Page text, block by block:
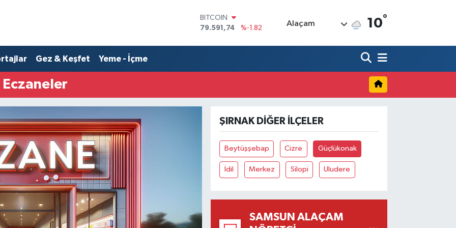
BITCOIN
79.591,74
%-1.82
G.ALTIN
BİST100
14.598,00
%0
Alaçam 10°
Gez & Keşfet Yeme - İçme
ŞIRNAK DIĞER İLÇELER
Beytüşşebap Cizre Güçlükonak
İdil Merkez Silopi Uludere
SAMSUN ALAÇAM